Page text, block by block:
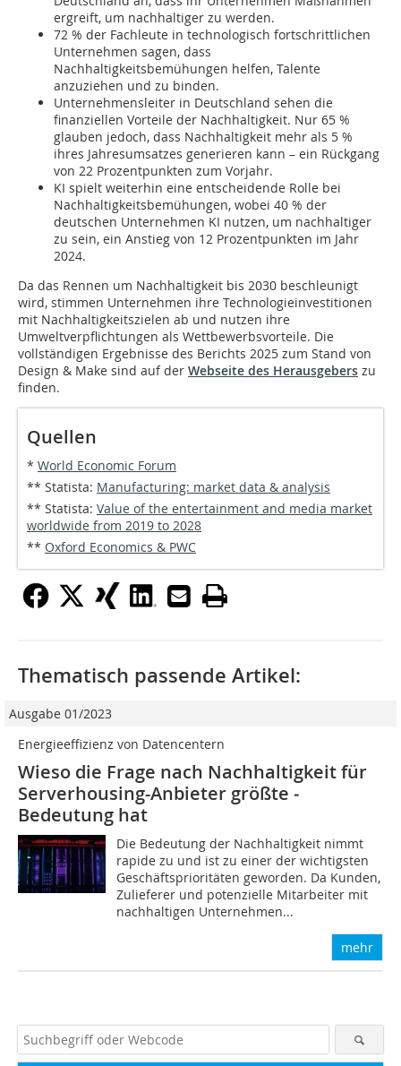
ergreift, um nachhaltiger zu werden.
72 % der Fachleute in technologisch fortschrittlichen
Unternehmen sagen, dass
Nachhaltigkeitsbemühungen helfen, Talente
anzuziehen und zu binden.
Unternehmensleiter in Deutschland sehen die
finanziellen Vorteile der Nachhaltigkeit. Nur 65 %
glauben jedoch, dass Nachhaltigkeit mehr als 5 %
ihres Jahresumsatzes generieren kann – ein Rückgang
von 22 Prozentpunkten zum Vorjahr.
KI spielt weiterhin eine entscheidende Rolle bei
Nachhaltigkeitsbemühungen, wobei 40 % der
deutschen Unternehmen KI nutzen, um nachhaltiger
zu sein, ein Anstieg von 12 Prozentpunkten im Jahr
2024.
Da das Rennen um Nachhaltigkeit bis 2030 beschleunigt
wird, stimmen Unternehmen ihre Technologieinvestitionen
mit Nachhaltigkeitszielen ab und nutzen ihre
Umweltverpflichtungen als Wettbewerbsvorteile. Die
vollständigen Ergebnisse des Berichts 2025 zum Stand von
Design & Make sind auf der Webseite des Herausgebers zu
finden.
Quellen
* World Economic Forum
** Statista: Manufacturing: market data & analysis
** Statista: Value of the entertainment and media market
worldwide from 2019 to 2028
** Oxford Economics & PWC
Thematisch passende Artikel:
Ausgabe 01/2023
Energieeffizienz von Datencentern
Wieso die Frage nach Nachhaltigkeit für
Serverhousing-Anbieter größte ­
Bedeutung hat
Die Bedeutung der Nachhaltigkeit nimmt
rapide zu und ist zu einer der wichtigsten
Geschäftsprioritäten geworden. Da Kunden,
Zulieferer und potenzielle Mitarbeiter mit
nachhaltigen Unternehmen...
mehr